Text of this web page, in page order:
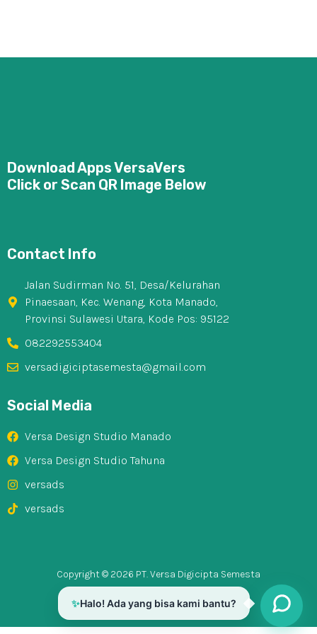
Download Apps VersaVers
Click or Scan QR Image Below
Contact Info
Jalan Sudirman No. 51, Desa/Kelurahan
Pinaesaan, Kec. Wenang, Kota Manado,
Provinsi Sulawesi Utara, Kode Pos: 95122
082292553404
versadigiciptasemesta@gmail.com
Social Media
Versa Design Studio Manado
Versa Design Studio Tahuna
versads
versads
Copyright © 2026 PT. Versa Digicipta Semesta
✨Halo! Ada yang bisa kami bantu?